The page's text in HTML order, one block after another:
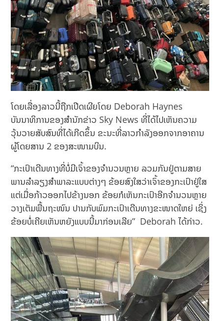
ໂດຍເລື່ອງລາວນີ້ຖືກເປີດເຜີຍໂດຍ Deborah Haynes
ບັນນາທິການຂອງສຳນັກຂ່າວ Sky News ທີ່ໄດ້ໄປເຫັນຄວາມ
ວຸ້ນວາຍສັບສົນທີ່ໄດ້ເກີດຂຶ້ນ ຂະນະທີ່ລາວກໍາລັງອອກຈາກອາຄານ
ຜູ້ໂດຍສານ 2 ຂອງສະໜາມບິນ.
“ກະເປົາເດີນທາງທີ່ບໍ່ມີເຈົ້າຂອງຈຳນວນຫຼາຍ ລວມກັນຢູ່ຕາມສາຍ
ພານລຳລຽງສຳພາລະແບບຕ່າງໆ ຂ້ອຍສົງໃສວ່າເຈົ້າຂອງກະເປົາຢູ່ໃສ
ແຕ່ເມື່ອກ້າວອອກໄປຂ້າງນອກ ຂ້ອຍກໍເຫັນກະເປົາອີກຈຳນວນຫຼາຍ
ວາງເຕັມພື້ນຖະໜົນ ປານກັບພົມກະເປົາເດີນທາງຂະໜາດໃຫຍ່ ເຊິ່ງ
ຂ້ອຍບໍ່ເຄີຍເຫັນຫຍັງແບບນີ້ມາກ່ອນເລີຍ” Deborah ໄດ້ກ່າວ.